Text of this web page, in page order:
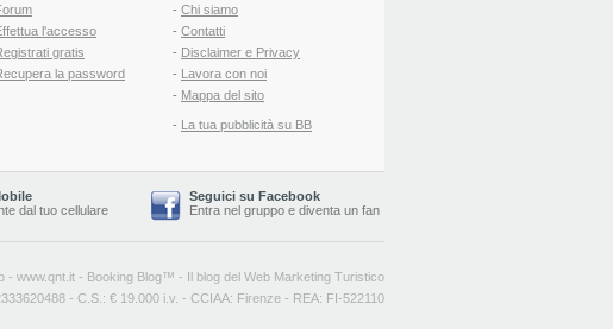
l'accesso
gratis
la password
- Chi siamo
- Contatti
- Disclaimer e Privacy
- Lavora con noi
- Mappa del sito
- La tua pubblicità su BB
dal tuo cellulare
Seguici su Facebook
Entra nel gruppo e diventa un fan
- www.qnt.it - Booking Blog™ - Il blog del Web Marketing Turistico
- C.S.: € 19.000 i.v. - CCIAA: Firenze - REA: FI-522110